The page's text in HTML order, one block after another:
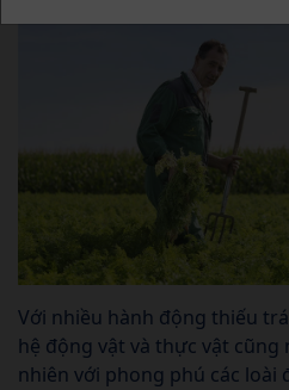
Với nhiều hành động thiếu
hệ động vật và thực vật
nhiên với phong phú các loài